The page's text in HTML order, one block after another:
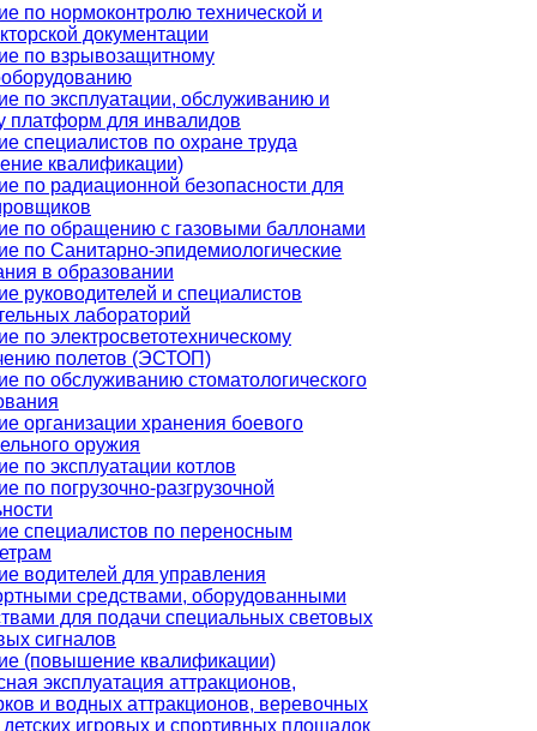
по нормоконтролю технической и
документации
по взрывозащитному
по эксплуатации, обслуживанию и
платформ для инвалидов
специалистов по охране труда
квалификации)
по радиационной безопасности для
по обращению с газовыми баллонами
по Санитарно-эпидемиологические
в образовании
руководителей и специалистов
лабораторий
по электросветотехническому
полетов (ЭСТОП)
по обслуживанию стоматологического
организации хранения боевого
оружия
по эксплуатации котлов
по погрузочно-разгрузочной
специалистов по переносным
водителей для управления
средствами, оборудованными
для подачи специальных световых
сигналов
(повышение квалификации)
эксплуатация аттракционов,
и водных аттракционов, веревочных
детских игровых и спортивных площадок